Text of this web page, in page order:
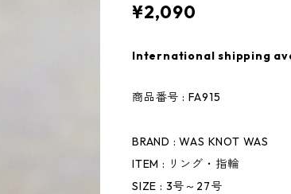
¥2,090
International shipping
商品番号 : FA915
BRAND : WAS KNOT WAS
ITEM : リング・指輪
SIZE : 3号～27号